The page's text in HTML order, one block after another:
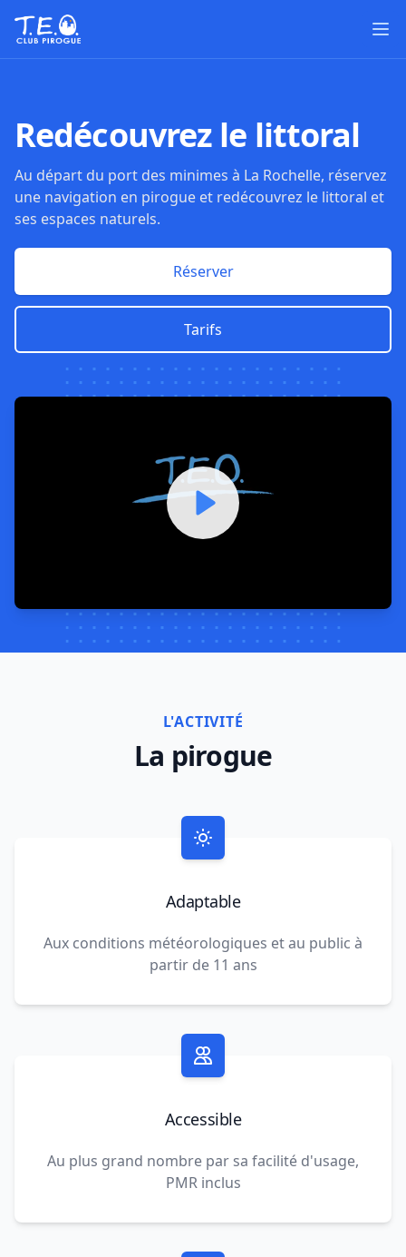
Redécouvrez le littoral
Au départ du port des minimes à La Rochelle, réservez
une navigation en pirogue et redécouvrez le littoral et
ses espaces naturels.
Réserver
Tarifs
Watch our video to learn
L'ACTIVITÉ
La pirogue
Adaptable
Aux conditions météorologiques et au public à
partir de 11 ans
Accessible
Au plus grand nombre par sa facilité d'usage,
PMR inclus